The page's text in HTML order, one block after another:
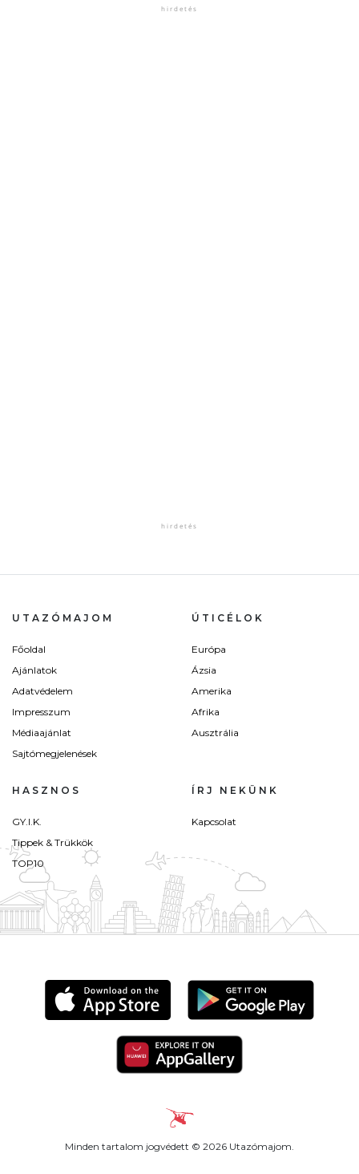
UTAZÓMAJOM
Főoldal
Ajánlatok
Adatvédelem
Impresszum
Médiaajánlat
Sajtómegjelenések
ÚTICÉLOK
Európa
Ázsia
Amerika
Afrika
Ausztrália
HASZNOS
GY.I.K.
Tippek & Trükkök
TOP10
ÍRJ NEKÜNK
Kapcsolat
Minden tartalom jogvédett © 2026 Utazómajom.